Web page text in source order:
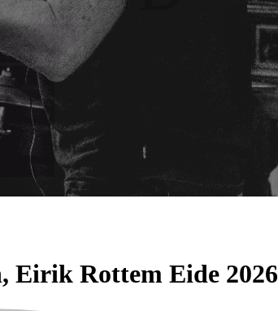
Eirik Rottem Eide 2026